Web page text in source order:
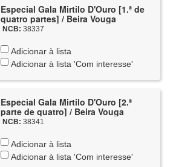
Especial Gala Mirtilo D'Ouro [1.ª de
quatro partes] / Beira Vouga
NCB: 38337
Adicionar à lista
Adicionar à lista 'Com interesse'
Especial Gala Mirtilo D'Ouro [2.ª
parte de quatro] / Beira Vouga
NCB: 38341
Adicionar à lista
Adicionar à lista 'Com interesse'